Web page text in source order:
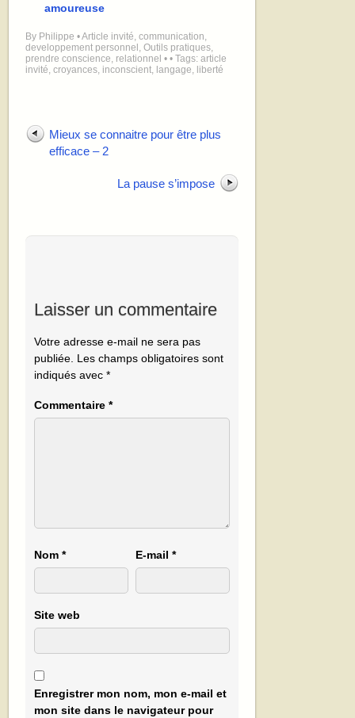
amoureuse
By Philippe •Article invité,communication,
developpement personnel ,Outils pratiques,
prendre conscience, relationnel • • Tags:article
invité,croyances, inconscient, langage, liberté
Mieux se connaitre pour être plus
efficace – 2
La pause s’impose
Laisser un commentaire
Votre adresse e-mail ne sera pas
publiée. Les champs obligatoires sont
indiqués avec*
Commentaire*
Nom* E-mail*
Site web
Enregistrer mon nom, mon e-mail et
mon site dans le navigateur pour